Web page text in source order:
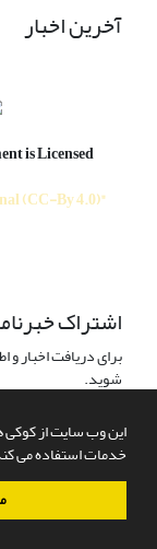
این وب سایت از کوکی
خدمات استفاده می
آخرین اخبار
is Licensed
"Creative commons Attribution 4.0 International (CC-By 4.0)"
اشتراک
برای دریافت اخبار
شوید.
سامانه مدیریت